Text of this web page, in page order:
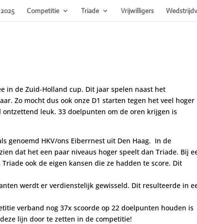
Competitie Triade Vrijwilligers
in de Zuid-Holland cup. Dit jaar spelen naast het
Zo mocht dus ook onze D1 starten tegen het veel hoger
ontzettend leuk. 33 doelpunten om de oren krijgen is
genoemd HKV/ons Eiberrnest uit Den Haag. In de
dat het een paar niveaus hoger speelt dan Triade. Bij
ook de eigen kansen die ze hadden te score. Dit
werdt er verdienstelijk gewisseld. Dit resulteerde in
verband nog 37x scoorde op 22 doelpunten houden is
lijn door te zetten in de competitie!